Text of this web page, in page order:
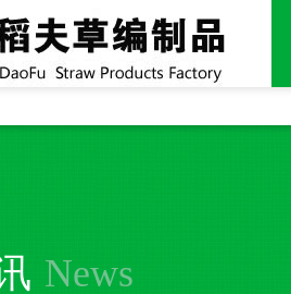
小时销售电话：15937370357
News